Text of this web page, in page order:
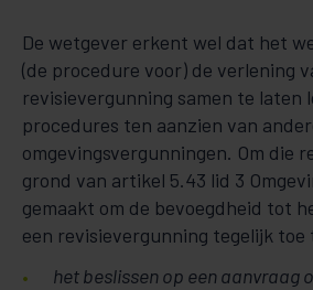
De wetgever erkent wel dat het
(de procedure voor) de verlening
revisievergunning samen te laten
procedures ten aanzien van
omgevingsvergunningen. Om die
grond van artikel 5.43 lid 3
gemaakt om de bevoegdheid tot
een revisievergunning tegelijk toe
het beslissen op een aanvraag